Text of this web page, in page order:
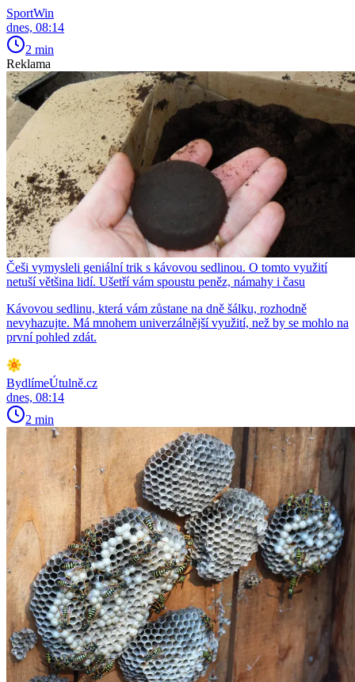
SportWin
dnes, 08:14
2 min
Reklama
Češi vymysleli geniální trik s kávovou sedlinou. O tomto využití
netuší většina lidí. Ušetří vám spoustu peněz, námahy i času
Kávovou sedlinu, která vám zůstane na dně šálku, rozhodně
nevyhazujte. Má mnohem univerzálnější využití, než by se mohlo na
první pohled zdát.
BydlímeÚtulně.cz
dnes, 08:14
2 min